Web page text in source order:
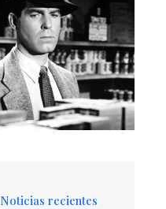
Noticias recientes